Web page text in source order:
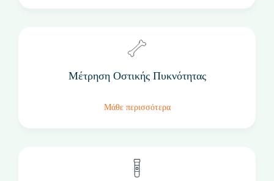
Μέτρηση Οστικής Πυκνότητας
Μάθε περισσότερα